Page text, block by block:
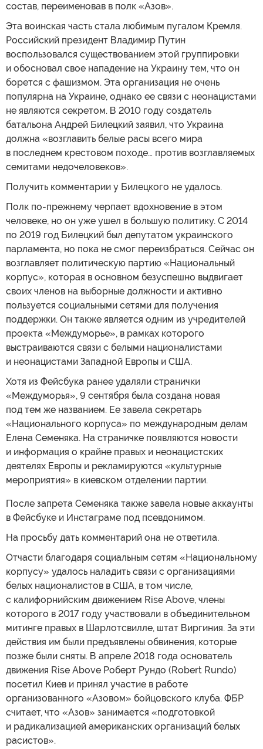
состав, переименовав в полк «Азов».
Эта воинская часть стала любимым пугалом Кремля.
Российский президент Владимир Путин
воспользовался существованием этой группировки
и обосновал свое нападение на Украину тем, что он
борется с фашизмом. Эта организация не очень
популярна на Украине, однако ее связи с неонацистами
не являются секретом. В 2010 году создатель
батальона Андрей Билецкий заявил, что Украина
должна «возглавить белые расы всего мира
в последнем крестовом походе… против возглавляемых
семитами недочеловеков».
Получить комментарии у Билецкого не удалось.
Полк по-прежнему черпает вдохновение в этом
человеке, но он уже ушел в большую политику. С 2014
по 2019 год Билецкий был депутатом украинского
парламента, но пока не смог переизбраться. Сейчас он
возглавляет политическую партию «Национальный
корпус», которая в основном безуспешно выдвигает
своих членов на выборные должности и активно
пользуется социальными сетями для получения
поддержки. Он также является одним из учредителей
проекта «Междуморье», в рамках которого
выстраиваются связи с белыми националистами
и неонацистами Западной Европы и США.
Хотя из Фейсбука ранее удаляли странички
«Междуморья», 9 сентября была создана новая
под тем же названием. Ее завела секретарь
«Национального корпуса» по международным делам
Елена Семеняка. На страничке появляются новости
и информация о крайне правых и неонацистских
деятелях Европы и рекламируются «культурные
мероприятия» в киевском отделении партии.
После запрета Семеняка также завела новые аккаунты
в Фейсбуке и Инстаграме под псевдонимом.
На просьбу дать комментарий она не ответила.
Отчасти благодаря социальным сетям «Национальному
корпусу» удалось наладить связи с организациями
белых националистов в США, в том числе,
с калифорнийским движением Rise Above, члены
которого в 2017 году участвовали в объединительном
митинге правых в Шарлотсвилле, штат Виргиния. За эти
действия им были предъявлены обвинения, которые
позже были сняты. В апреле 2018 года основатель
движения Rise Above Роберт Рундо (Robert Rundo)
посетил Киев и принял участие в работе
организованного «Азовом» бойцовского клуба. ФБР
считает, что «Азов» занимается «подготовкой
и радикализацией американских организаций белых
расистов».